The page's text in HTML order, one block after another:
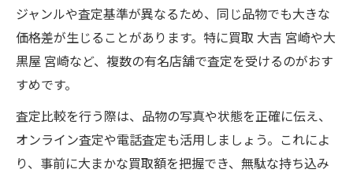
ジャンルや査定基準が異なるため、同じ品物でも大きな
価格差が生じることがあります。特に買取 大吉 宮崎や大
黒屋 宮崎など、複数の有名店舗で査定を受けるのがおす
すめです。
査定比較を行う際は、品物の写真や状態を正確に伝え、
オンライン査定や電話査定も活用しましょう。これによ
り、事前に大まかな買取額を把握でき、無駄な持ち込み